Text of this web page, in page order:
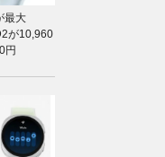
最大
が10,960
円